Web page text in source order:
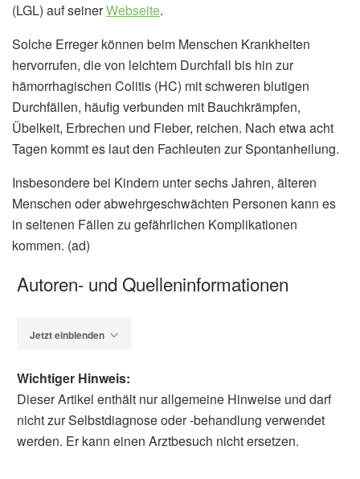
(LGL) auf seinerWebseite.
Solche Erreger können beim Menschen Krankheiten
hervorrufen, die von leichtem Durchfall bis hin zur
hämorrhagischen Colitis (HC) mit schweren blutigen
Durchfällen, häufig verbunden mit Bauchkrämpfen,
Übelkeit, Erbrechen und Fieber, reichen. Nach etwa acht
Tagen kommt es laut den Fachleuten zur Spontanheilung.
Insbesondere bei Kindern unter sechs Jahren, älteren
Menschen oder abwehrgeschwächten Personen kann es
in seltenen Fällen zu gefährlichen Komplikationen
kommen. (ad)
Autoren- und Quelleninformationen
Jetzt einblenden
Wichtiger Hinweis:
Dieser Artikel enthält nur allgemeine Hinweise und darf
nicht zur Selbstdiagnose oder -behandlung verwendet
werden. Er kann einen Arztbesuch nicht ersetzen.